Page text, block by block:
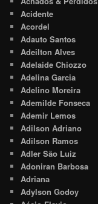
Acidente
Acordel
Adauto Santos
Adeilton Alves
Adelaide Chiozzo
Adelina Garcia
Adelino Moreira
Ademilde Fonseca
Ademir Lemos
Adilson Adriano
Adilson Ramos
Adler São Luiz
Adoniran Barbosa
Adriana
Adylson Godoy